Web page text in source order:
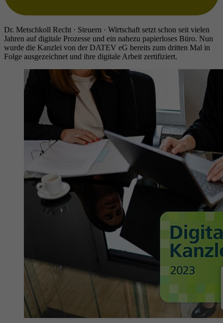
Dr. Metschkoll Recht · Steuern · Wirtschaft setzt schon seit vielen
Jahren auf digitale Prozesse und ein nahezu papierloses Büro. Nun
wurde die Kanzlei von der DATEV eG bereits zum dritten Mal in
Folge ausgezeichnet und ihre digitale Arbeit zertifiziert.